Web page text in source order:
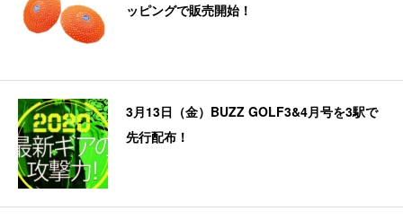
ッピングで販売開始！
3月13日（金）BUZZ GOLF3&4月号を3駅で
先行配布！